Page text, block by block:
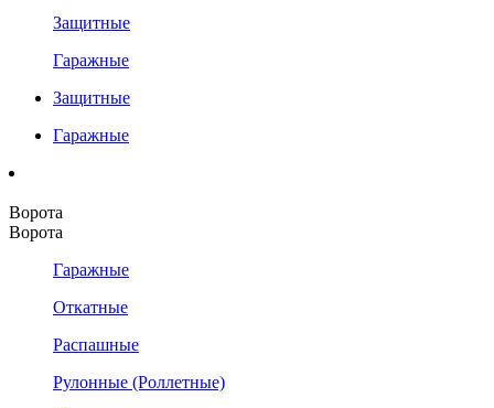
Защитные
Гаражные
Защитные
Гаражные
Ворота
Ворота
Гаражные
Откатные
Распашные
Рулонные (Роллетные)